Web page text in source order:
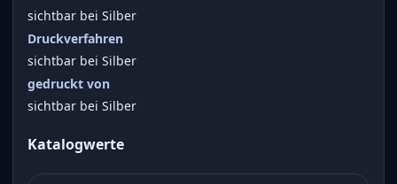
sichtbar bei Silber
Druckverfahren
sichtbar bei Silber
gedruckt von
sichtbar bei Silber
Katalogwerte